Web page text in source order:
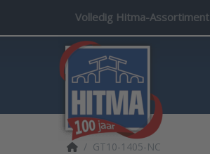
Volledig Hitma-Assortiment
Startpagina
GT10-1405-NC